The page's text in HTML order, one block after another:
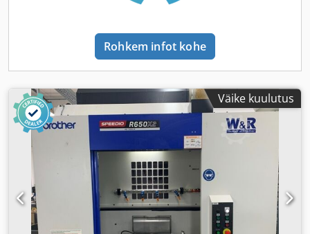
Rohkem infot kohe
Väike kuulutus